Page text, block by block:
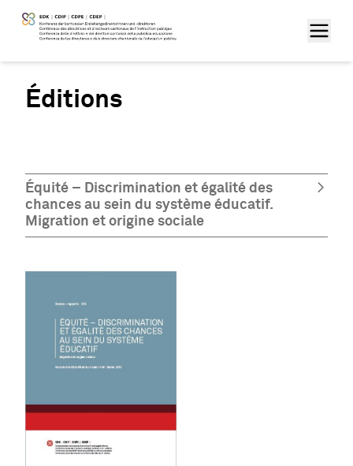
Éditions
Équité – Discrimination et égalité des
chances au sein du système éducatif.
Migration et origine sociale